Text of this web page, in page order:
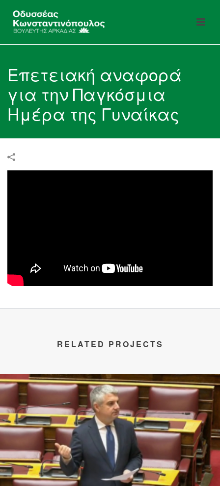
Επετειακή αναφορά
για την Παγκόσμια
Ημέρα της Γυναίκας
RELATED PROJECTS